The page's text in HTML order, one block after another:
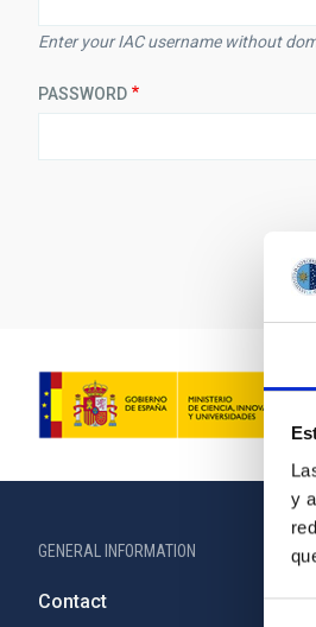
y
Enter your IAC username without
PASSWORD
GENERAL INFORMATION
Contact